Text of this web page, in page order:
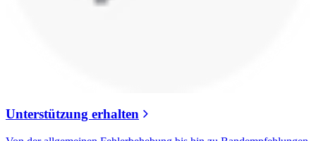
Unterstützung erhalten